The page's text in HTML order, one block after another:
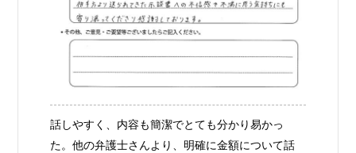
話しやすく、内容も簡潔でとても分かり易かっ
た。他の弁護士さんより、明確に金額について話